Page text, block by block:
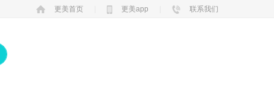
更美首页 更美app 联系我们